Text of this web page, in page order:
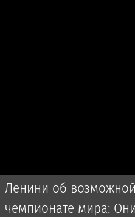
Ленини об
чемпионате мира: